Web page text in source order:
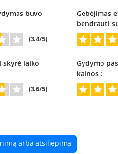
buvo
(3.4/5)
Gebėjimas
bendrauti
skyrė laiko
(3.6/5)
Gydymo
kainos :
arba atsiliepimą